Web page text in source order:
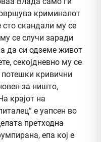
криминалот
сто скандали му се
се случи заради
да си одземе живот
секојдневно му се
кривични
за ништо,
крајот на
е уапсен во
претходна
епа кој е